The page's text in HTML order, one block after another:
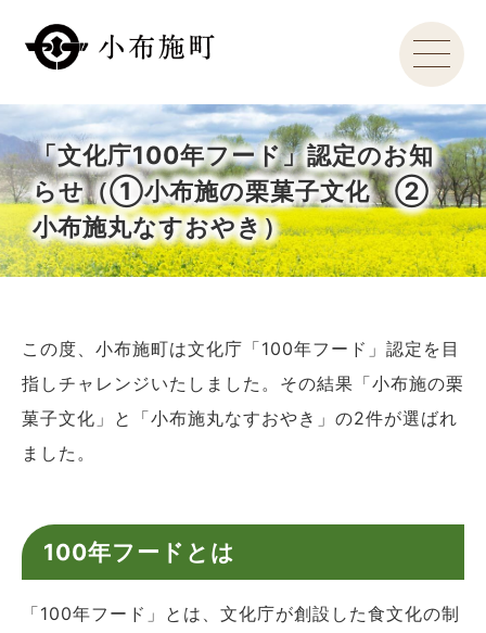
「文化庁100年フード」認定のお知
らせ（①小布施の栗菓子文化 ②
小布施丸なすおやき）
この度、小布施町は文化庁「100年フード」認定を目
指しチャレンジいたしました。その結果「小布施の栗
菓子文化」と「小布施丸なすおやき」の2件が選ばれ
ました。
100年フードとは
「100年フード」とは、文化庁が創設した食文化の制